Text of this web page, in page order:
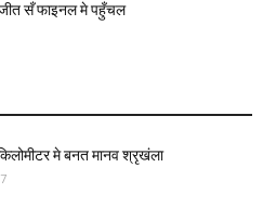
जीत सँ फाइनल मे पहुँचल
मे बनत मानव श्रृखंला